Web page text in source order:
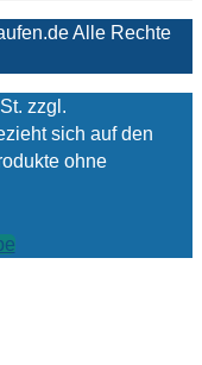
Alle Rechte
zzgl.
sich auf den
ohne